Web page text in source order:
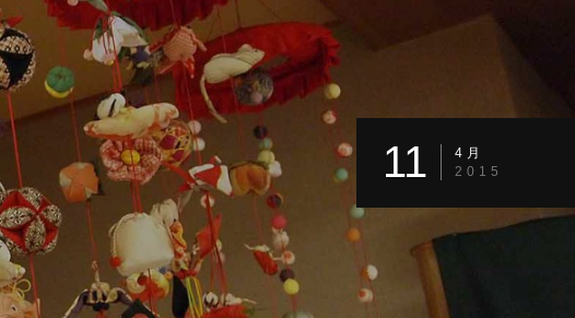
11
4月
2015